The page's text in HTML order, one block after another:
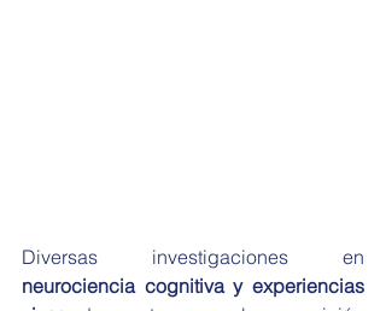
neurociencia cognitiva y experiencias